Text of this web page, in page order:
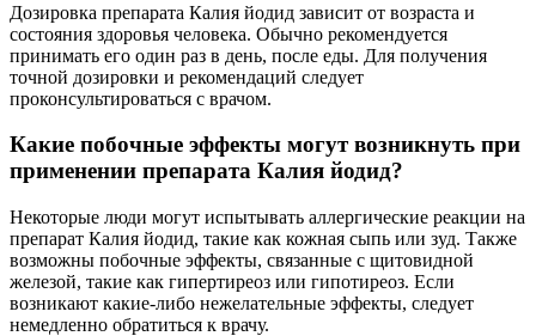
Дозировка препарата Калия йодид зависит от возраста и
состояния здоровья человека. Обычно рекомендуется
принимать его один раз в день, после еды. Для получения
точной дозировки и рекомендаций следует
проконсультироваться с врачом.
Какие побочные эффекты могут возникнуть при
применении препарата Калия йодид?
Некоторые люди могут испытывать аллергические реакции на
препарат Калия йодид, такие как кожная сыпь или зуд. Также
возможны побочные эффекты, связанные с щитовидной
железой, такие как гипертиреоз или гипотиреоз. Если
возникают какие-либо нежелательные эффекты, следует
немедленно обратиться к врачу.